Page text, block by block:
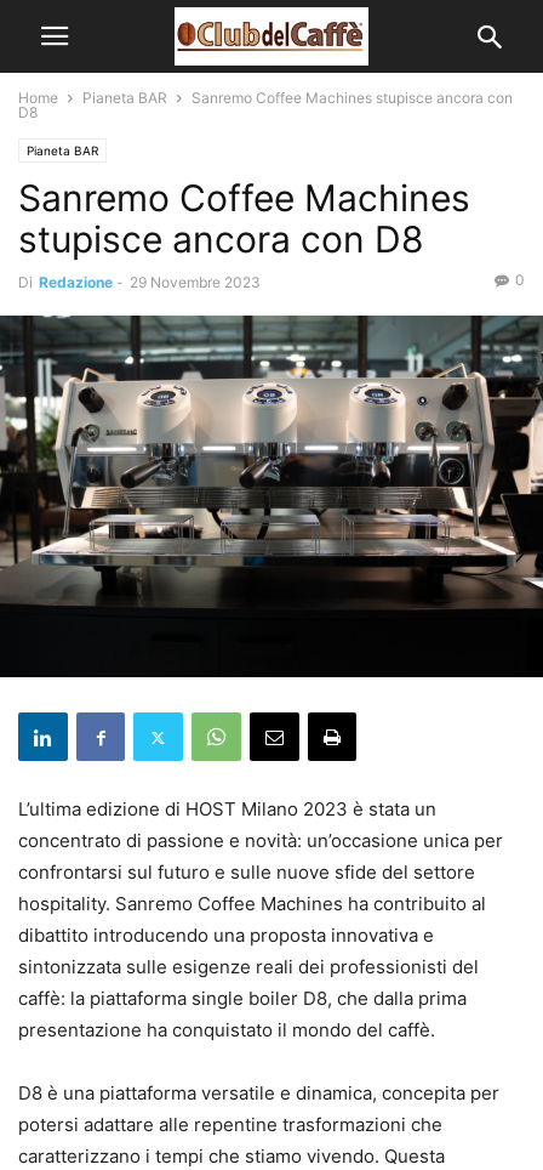
Home Pianeta BAR
Sanremo Coffee Machines stupisce ancora con
D8
Pianeta BAR
Sanremo Coffee Machines
stupisce ancora con D8
Di Redazione - 29 Novembre 2023 0
L’ultima edizione di HOST Milano 2023 è stata un
concentrato di passione e novità: un’occasione unica per
confrontarsi sul futuro e sulle nuove sfide del settore
hospitality. Sanremo Coffee Machines ha contribuito al
dibattito introducendo una proposta innovativa e
sintonizzata sulle esigenze reali dei professionisti del
caffè: la piattaforma single boiler D8, che dalla prima
presentazione ha conquistato il mondo del caffè.
D8 è una piattaforma versatile e dinamica, concepita per
potersi adattare alle repentine trasformazioni che
caratterizzano i tempi che stiamo vivendo. Questa